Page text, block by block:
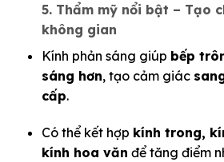
5. Thẩm mỹ nổi bật – Tạo
không gian
Kính phản sáng giúp bếp
sáng hơn, tạo cảm giác
cấp.
Có thể kết hợp kính trong,
kính hoa văn để tăng điểm